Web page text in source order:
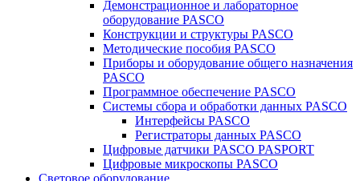
Демонстрационное и лабораторное
оборудование PASCO
Конструкции и структуры PASCO
Методические пособия PASCO
Приборы и оборудование общего назначения
PASCO
Программное обеспечение PASCO
Системы сбора и обработки данных PASCO
Интерфейсы PASCO
Регистраторы данных PASCO
Цифровые датчики PASCO PASPORT
Цифровые микроскопы PASCO
Световое оборудование